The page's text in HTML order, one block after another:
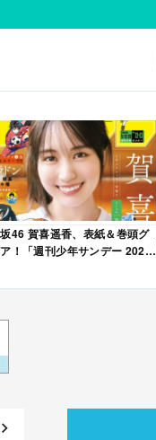
46 賀喜遥香、表紙＆巻頭グ
！「週刊少年サンデー 2026